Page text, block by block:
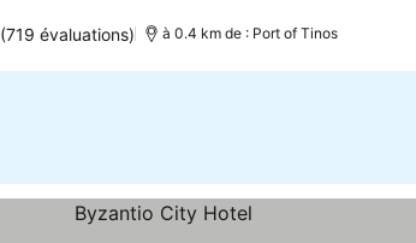
(719 évaluations) à 0.4 km de : Port of Tinos